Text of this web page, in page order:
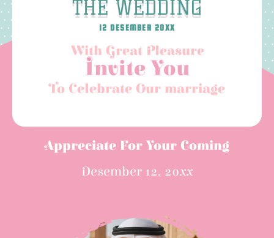
THE WEDDING
12 DESEMBER 20XX
With Great Pleasure
Invite You
To Celebrate Our marriage
Appreciate For Your Coming
Desember 12, 20xx